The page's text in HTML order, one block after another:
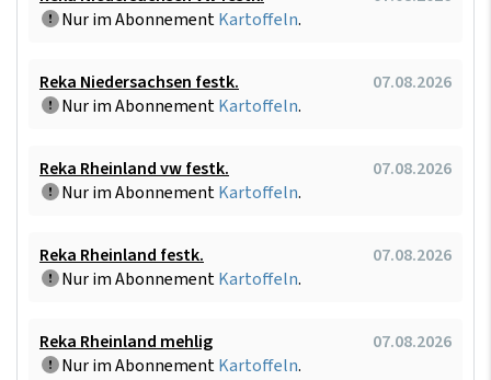
Nur im AbonnementKartoffeln.
Reka Niedersachsen festk.
07.08.2026
Nur im AbonnementKartoffeln.
Reka Rheinland vw festk.
07.08.2026
Nur im AbonnementKartoffeln.
Reka Rheinland festk.
07.08.2026
Nur im AbonnementKartoffeln.
Reka Rheinland mehlig
07.08.2026
Nur im AbonnementKartoffeln.